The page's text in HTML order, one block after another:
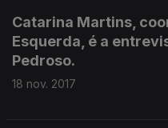
Catarina Martins,
Esquerda, é a
Pedroso.
18 nov. 2017